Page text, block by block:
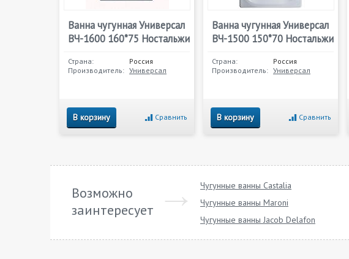
Ванна чугунная Универсал
ВЧ-1600 160*75 Ностальжи
Страна:
Россия
Производитель: Универсал
В корзину Сравнить
Ванна чугунная Универсал
ВЧ-1500 150*70 Ностальжи
Страна:
Россия
Производитель: Универсал
В корзину Сравнить
Возможно
заинтересует
Чугунные ванны Castalia
Чугунные ванны Maroni
Чугунные ванны Jacob Delafon